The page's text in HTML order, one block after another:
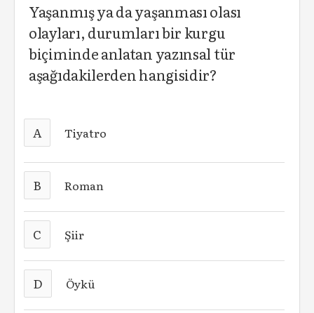
Yaşanmış ya da yaşanması olası
olayları, durumları bir kurgu
biçiminde anlatan yazınsal tür
aşağıdakilerden hangisidir?
A Tiyatro
B Roman
C Şiir
D Öykü